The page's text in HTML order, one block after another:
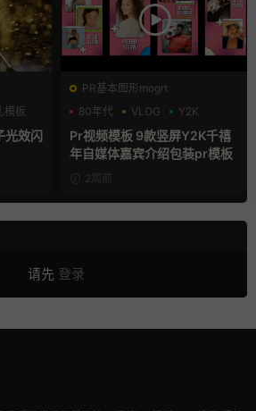
模板
光效闪
PR基本图形mogrt
80年代
VLOG Y2K
Pr视频模板 9款竖屏Y2K千禧
年自媒体嘉宾介绍包装pr模板
2周前
请先 登录